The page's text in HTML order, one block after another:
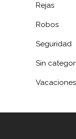
Rejas
Robos
Seguridad
Sin
Vacaciones